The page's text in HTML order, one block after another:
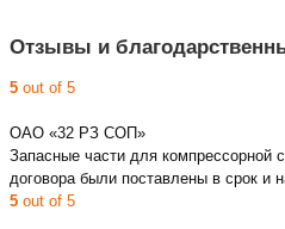
Отзывы и
5 out of 5
ОАО «32 РЗ СОП»
Запасные части для компрессорной
договора были поставлены в срок и
5 out of 5